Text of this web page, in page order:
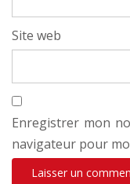
Site web
Enregistrer mon
navigateur pour